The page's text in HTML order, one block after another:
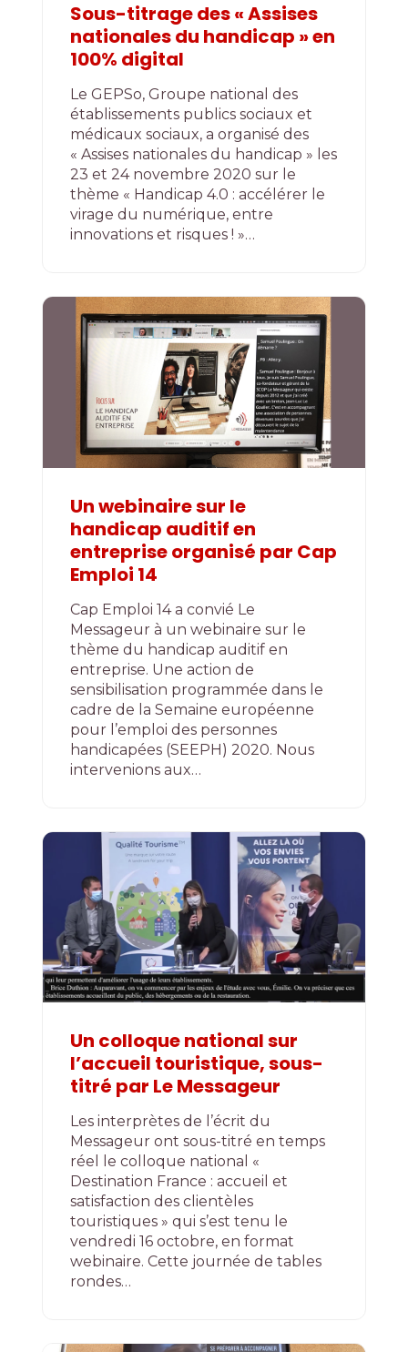
Sous-titrage des « Assises
nationales du handicap » en
100% digital
Le GEPSo, Groupe national des
établissements publics sociaux et
médicaux sociaux, a organisé des
« Assises nationales du handicap » les
23 et 24 novembre 2020 sur le
thème « Handicap 4.0 : accélérer le
virage du numérique, entre
innovations et risques ! »…
Un webinaire sur le
handicap auditif en
entreprise organisé par Cap
Emploi 14
Cap Emploi 14 a convié Le
Messageur à un webinaire sur le
thème du handicap auditif en
entreprise. Une action de
sensibilisation programmée dans le
cadre de la Semaine européenne
pour l’emploi des personnes
handicapées (SEEPH) 2020. Nous
intervenions aux…
Un colloque national sur
l’accueil touristique, sous-
titré par Le Messageur
Les interprètes de l’écrit du
Messageur ont sous-titré en temps
réel le colloque national «
Destination France : accueil et
satisfaction des clientèles
touristiques » qui s’est tenu le
vendredi 16 octobre, en format
webinaire. Cette journée de tables
rondes…